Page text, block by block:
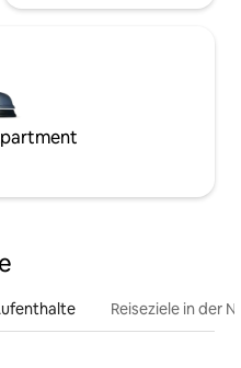
Reiseziele in der